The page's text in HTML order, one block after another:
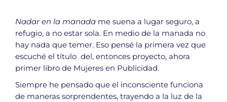
Nadar en la manada me suena a lugar seguro, a
refugio, a no estar sola. En medio de la manada no
hay nada que temer. Eso pensé la primera vez que
escuché el título del, entonces proyecto, ahora
primer libro de Mujeres en Publicidad.
Siempre he pensado que el inconsciente funciona
de maneras sorprendentes, trayendo a la luz de la